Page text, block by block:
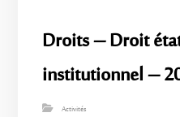
Droits – Droit
institutionnel –
Activités